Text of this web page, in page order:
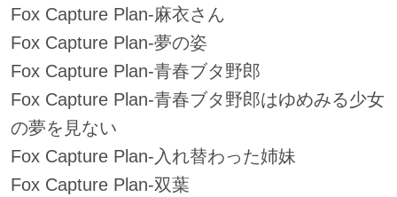
Fox Capture Plan-麻衣さん
Fox Capture Plan-夢の姿
Fox Capture Plan-青春ブタ野郎
Fox Capture Plan-青春ブタ野郎はゆめみる少女
の夢を見ない
Fox Capture Plan-入れ替わった姉妹
Fox Capture Plan-双葉